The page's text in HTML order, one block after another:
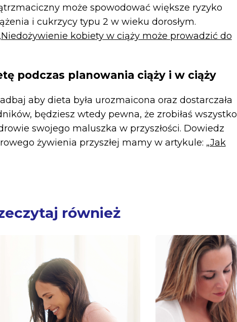
może spowodować większe ryzyko
i cukrzycy typu 2 w wieku dorosłym.
kobiety w ciąży może prowadzić do
podczas planowania ciąży i w ciąży
aby dieta była urozmaicona oraz dostarczała
będziesz wtedy pewna, że zrobiłaś wszystko
swojego maluszka w przyszłości. Dowiedz
żywienia przyszłej mamy w artykule: „Jak
również